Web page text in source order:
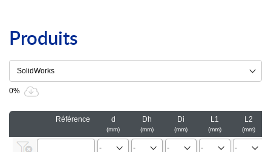
Produits
0%
Référence d
mm
Dh
mm
Di
mm
L1
mm
L2
mm